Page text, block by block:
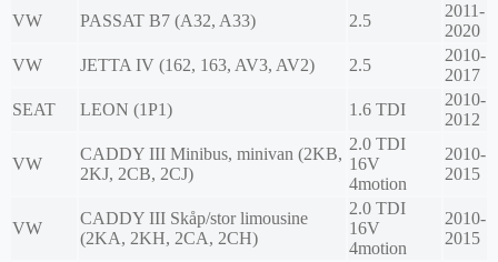
VW
PASSAT B7 (A32, A33) 2.5
2011-
2020
VW
JETTA IV (162, 163, AV3, AV2) 2.5
2010-
2017
SEAT
LEON (1P1) 1.6 TDI
2010-
2012
VW
CADDY III Minibus, minivan (2KB,
2KJ, 2CB, 2CJ)
2.0 TDI
16V
4motion
2010-
2015
VW
CADDY III Skåp/stor limousine
(2KA, 2KH, 2CA, 2CH)
2.0 TDI
16V
4motion
2010-
2015